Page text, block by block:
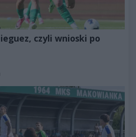
czyli wnioski po